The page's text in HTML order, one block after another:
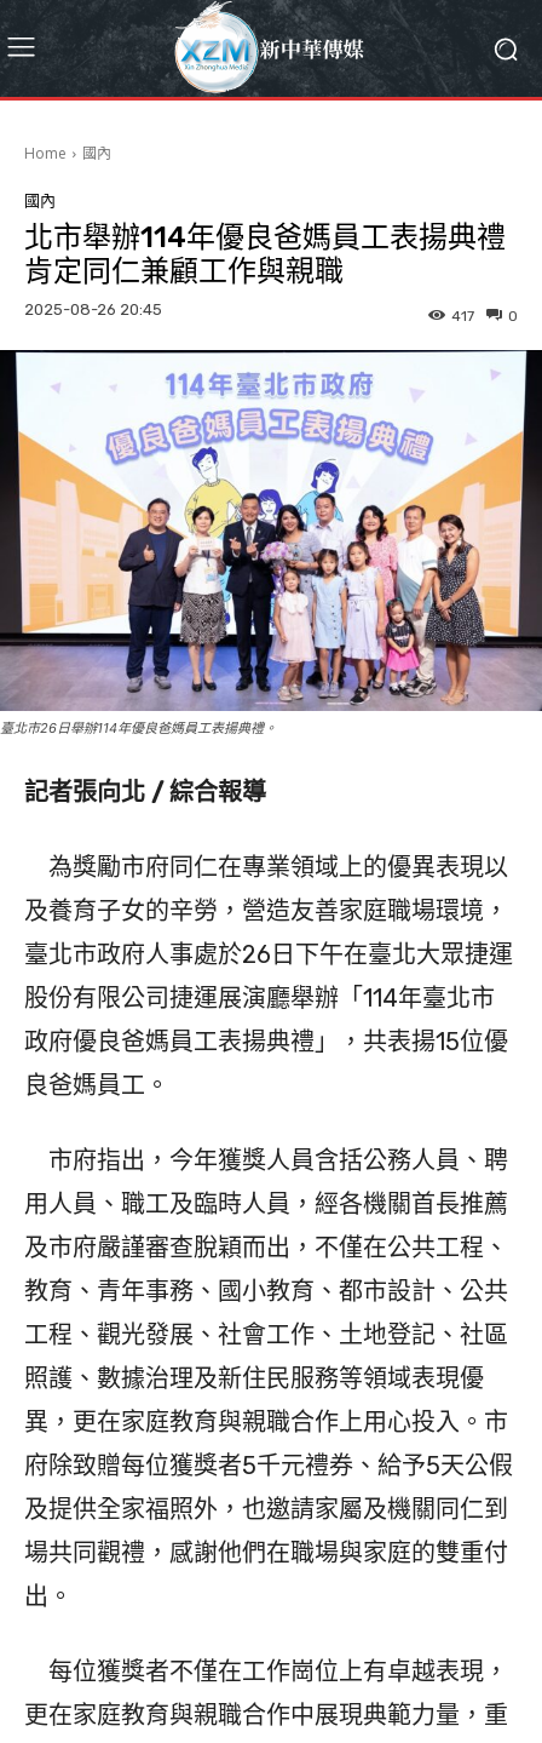
Home 國內
國內
北市舉辦114年優良爸媽員工表揚典禮
肯定同仁兼顧工作與親職
2025-08-26 20:45 0
417
臺北市26日舉辦114年優良爸媽員工表揚典禮。
記者張向北 / 綜合報導
為獎勵市府同仁在專業領域上的優異表現以
及養育子女的辛勞，營造友善家庭職場環境，
臺北市政府人事處於26日下午在臺北大眾捷運
股份有限公司捷運展演廳舉辦「114年臺北市
政府優良爸媽員工表揚典禮」，共表揚15位優
良爸媽員工。
市府指出，今年獲獎人員含括公務人員、聘
用人員、職工及臨時人員，經各機關首長推薦
及市府嚴謹審查脫穎而出，不僅在公共工程、
教育、青年事務、國小教育、都市設計、公共
工程、觀光發展、社會工作、土地登記、社區
照護、數據治理及新住民服務等領域表現優
異，更在家庭教育與親職合作上用心投入。市
府除致贈每位獲獎者5千元禮券、給予5天公假
及提供全家福照外，也邀請家屬及機關同仁到
場共同觀禮，感謝他們在職場與家庭的雙重付
出。
每位獲獎者不僅在工作崗位上有卓越表現，
更在家庭教育與親職合作中展現典範力量，重